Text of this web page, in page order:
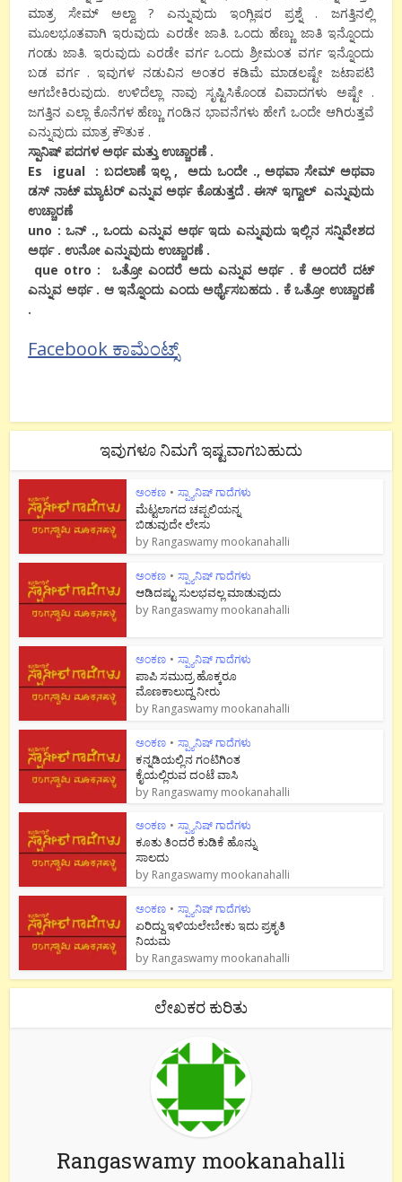
ಮಾತ್ರ ಸೇಮ್ ಅಲ್ವಾ ? ಎನ್ನುವುದು ಇಂಗ್ಲಿಷರ ಪ್ರಶ್ನೆ . ಜಗತ್ತಿನಲ್ಲಿ
ಮೂಲಭೂತವಾಗಿ ಇರುವುದು ಎರಡೇ ಜಾತಿ. ಒಂದು ಹೆಣ್ಣು ಜಾತಿ ಇನ್ನೊಂದು
ಗಂಡು ಜಾತಿ. ಇರುವುದು ಎರಡೇ ವರ್ಗ ಒಂದು ಶ್ರೀಮಂತ ವರ್ಗ ಇನ್ನೊಂದು
ಬಡ ವರ್ಗ . ಇವುಗಳ ನಡುವಿನ ಅಂತರ ಕಡಿಮೆ ಮಾಡಲಷ್ಟೇ ಜಟಾಪಟಿ
ಆಗಬೇಕಿರುವುದು. ಉಳಿದೆಲ್ಲಾ ನಾವು ಸೃಷ್ಟಿಸಿಕೊಂಡ ವಿವಾದಗಳು ಅಷ್ಟೇ .
ಜಗತ್ತಿನ ಎಲ್ಲಾ ಕೊನೆಗಳ ಹೆಣ್ಣು ಗಂಡಿನ ಭಾವನೆಗಳು ಹೇಗೆ ಒಂದೇ ಆಗಿರುತ್ತವೆ
ಎನ್ನುವುದು ಮಾತ್ರ ಕೌತುಕ .
ಸ್ಪಾನಿಷ್ ಪದಗಳ ಅರ್ಥ ಮತ್ತು ಉಚ್ಚಾರಣೆ .
Es igual : ಬದಲಾಣೆ ಇಲ್ಲ , ಅದು ಒಂದೇ ., ಅಥವಾ ಸೇಮ್ ಅಥವಾ
ಡಸ್ ನಾಟ್ ಮ್ಯಾಟರ್ ಎನ್ನುವ ಅರ್ಥ ಕೊಡುತ್ತದೆ . ಈಸ್ ಇಗ್ವಾಲ್ ಎನ್ನುವುದು
ಉಚ್ಚಾರಣೆ
uno : ಒನ್ ., ಒಂದು ಎನ್ನುವ ಅರ್ಥ ಇದು ಎನ್ನುವುದು ಇಲ್ಲಿನ ಸನ್ನಿವೇಶದ
ಅರ್ಥ . ಉನೋ ಎನ್ನುವುದು ಉಚ್ಚಾರಣೆ .
que otro : ಒತ್ರೋ ಎಂದರೆ ಅದು ಎನ್ನುವ ಅರ್ಥ . ಕೆ ಅಂದರೆ ದಟ್
ಎನ್ನುವ ಅರ್ಥ . ಆ ಇನ್ನೊಂದು ಎಂದು ಅರ್ಥೈಸಬಹದು . ಕೆ ಒತ್ರೋ ಉಚ್ಚಾರಣೆ
.
Facebook ಕಾಮೆಂಟ್ಸ್
ಇವುಗಳೂ ನಿಮಗೆ ಇಷ್ಟವಾಗಬಹುದು
ಅಂಕಣ • ಸ್ಪ್ಯಾನಿಷ್ ಗಾದೆಗಳು
ಮೆಟ್ಟಲಾಗದ ಚಪ್ಪಲಿಯನ್ನ
ಬಿಡುವುದೇ ಲೇಸು
by Rangaswamy mookanahalli
ಅಂಕಣ • ಸ್ಪ್ಯಾನಿಷ್ ಗಾದೆಗಳು
ಆಡಿದಷ್ಟು ಸುಲಭವಲ್ಲ ಮಾಡುವುದು
by Rangaswamy mookanahalli
ಅಂಕಣ • ಸ್ಪ್ಯಾನಿಷ್ ಗಾದೆಗಳು
ಪಾಪಿ ಸಮುದ್ರ ಹೊಕ್ಕರೂ
ಮೊಣಕಾಲುದ್ದ ನೀರು
by Rangaswamy mookanahalli
ಅಂಕಣ • ಸ್ಪ್ಯಾನಿಷ್ ಗಾದೆಗಳು
ಕನ್ನಡಿಯಲ್ಲಿನ ಗಂಟಿಗಿಂತ
ಕೈಯಲ್ಲಿರುವ ದಂಟೆ ವಾಸಿ
by Rangaswamy mookanahalli
ಅಂಕಣ • ಸ್ಪ್ಯಾನಿಷ್ ಗಾದೆಗಳು
ಕೂತು ತಿಂದರೆ ಕುಡಿಕೆ ಹೊನ್ನು
ಸಾಲದು
by Rangaswamy mookanahalli
ಅಂಕಣ • ಸ್ಪ್ಯಾನಿಷ್ ಗಾದೆಗಳು
ಏರಿದ್ದು ಇಳಿಯಲೇಬೇಕು ಇದು ಪ್ರಕೃತಿ
ನಿಯಮ
by Rangaswamy mookanahalli
ಲೇಖಕರ ಕುರಿತು
Rangaswamy mookanahalli